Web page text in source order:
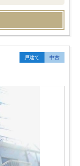
戸建て 中古